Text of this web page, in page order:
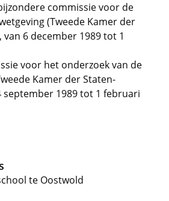
commissie voor de
(Tweede Kamer der
van 6 december 1989 tot 1
voor het onderzoek van de
Kamer der Staten-
september 1989 tot 1 februari
te Oostwold